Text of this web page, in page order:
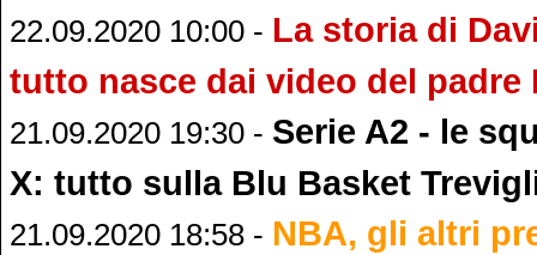
22.09.2020 10:00 - La storia di
tutto nasce dai video del padre
21.09.2020 19:30 - Serie A2 - le
X: tutto sulla Blu Basket
21.09.2020 18:58 - NBA, gli altri